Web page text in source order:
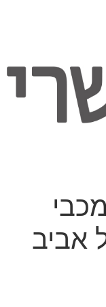
אביב